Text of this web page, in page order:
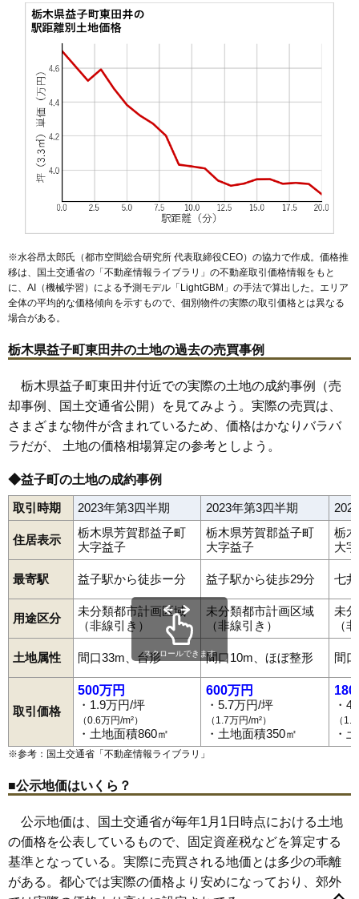
※水谷昂太郎氏（都市空間総合研究所 代表取締役CEO）の協力で作成。価格推
移は、国土交通省の「不動産情報ライブラリ 」の不動産取引価格情報をもと
に、AI（機械学習）による予測モデル「LightGBM」の手法で算出した。エリア
全体の平均的な価格傾向を示すもので、個別物件の実際の取引価格とは異なる
場合がある。
栃木県益子町東田井の土地の過去の売買事例
栃木県益子町東田井付近での実際の土地の成約事例（売
却事例、国土交通省公開）を見てみよう。実際の売買は、
さまざまな物件が含まれているため、価格はかなりバラバ
ラだが、 土地の価格相場算定の参考としよう。
◆益子町の土地の成約事例
取引時期 2023年第3四半期 2023年第3四半期
住居表示
栃木県芳賀郡益子町
大字益子
栃木県芳賀郡益子町
大字益子
栃
大
最寄駅 益子駅から徒歩ー分 益子駅から徒歩29分 七
用途区分
未分類都市計画区域
（非線引き）
未分類都市計画区域
（非線引き）
未
（
土地属性 間口33m、台形 間口10m、ほぼ整形 間
取引価格
500万円
・1.9万円/坪
（0.6万円/m²）
・土地面積860㎡
600万円
・5.7万円/坪
（1.7万円/m²）
・土地面積350㎡
180
・
（
・
スクロールできます
※参考：国土交通省「不動産情報ライブラリ 」
■公示地価はいくら？
公示地価は、国土交通省が毎年1月1日時点における土地
の価格を公表しているもので、固定資産税などを算定する
基準となっている。実際に売買される地価とは多少の乖離
がある。都心では実際の価格より安めになっており、郊外